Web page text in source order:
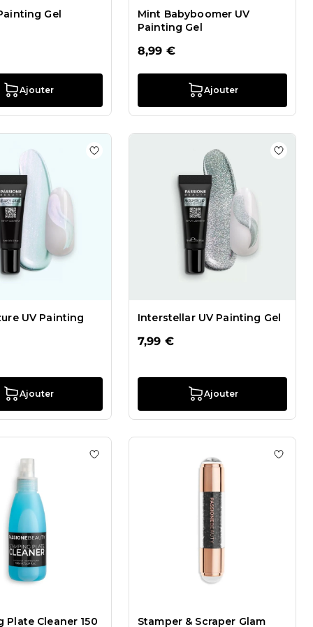
Gel
Ajouter
Mint Babyboomer UV
Painting Gel
8,99 €
Ajouter
souhaits Silver UV Painting Gel
UV Painting
Ajouter
Ajouter à la liste de souhaits Pearly Azure
Interstellar UV Painting Gel
7,99 €
Ajouter
souhaits Portofino - Plaque Stamping
Plate Cleaner 150
Ajouter à la liste de souhaits Stamping
Stamper & Scraper Glam